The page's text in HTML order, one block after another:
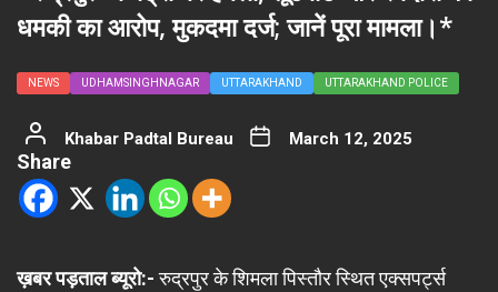
धमकी का आरोप, मुकदमा दर्ज; जानें पूरा मामला।*
NEWS UDHAMSINGHNAGAR UTTARAKHAND UTTARAKHAND POLICE
Khabar Padtal Bureau March 12, 2025
Share
ख़बर पड़ताल ब्यूरो:-रुद्रपुर के शिमला पिस्तौर स्थित एक्सपर्ट्स